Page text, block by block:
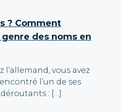
? Comment
des noms en
l’allemand, vous avez
l’un de ses
: […]